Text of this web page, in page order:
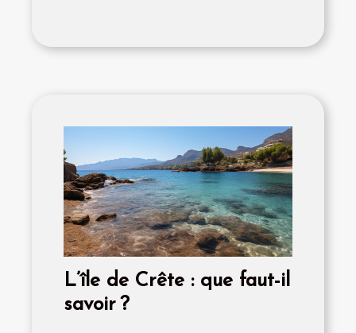
L’île de Crête : que faut-il
savoir ?